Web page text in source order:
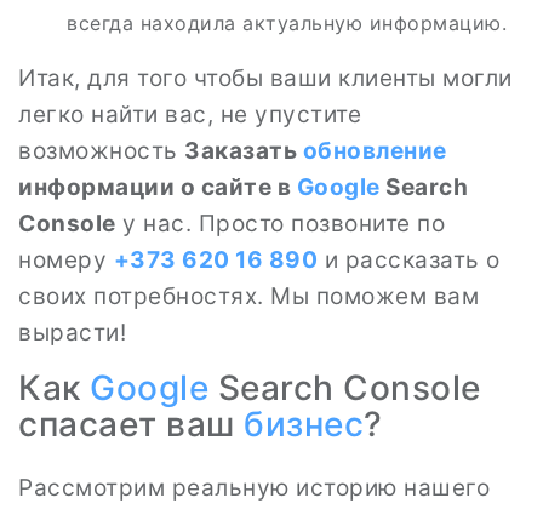
всегда находила актуальную информацию.
Итак, для того чтобы ваши клиенты могли
легко найти вас, не упустите
возможность Заказать обновление
информации о сайте в Google Search
Console у нас. Просто позвоните по
номеру +373 620 16 890 и рассказать о
своих потребностях. Мы поможем вам
вырасти!
Как Google Search Console
спасает ваш бизнес?
Рассмотрим реальную историю нашего